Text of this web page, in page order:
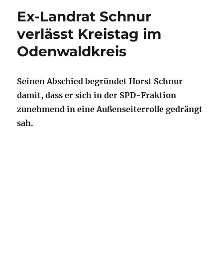
Ex-Landrat Schnur
verlässt Kreistag im
Odenwaldkreis
Seinen Abschied begründet Horst Schnur
damit, dass er sich in der SPD-Fraktion
zunehmend in eine Außenseiterrolle gedrängt
sah.